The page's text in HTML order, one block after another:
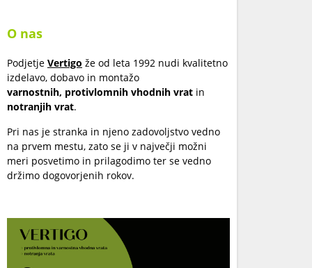
O nas
Podjetje Vertigo že od leta 1992 nudi kvalitetno
izdelavo, dobavo in montažo
varnostnih, protivlomnih vhodnih vrat in
notranjih vrat.
Pri nas je stranka in njeno zadovoljstvo vedno
na prvem mestu, zato se ji v največji možni
meri posvetimo in prilagodimo ter se vedno
držimo dogovorjenih rokov.